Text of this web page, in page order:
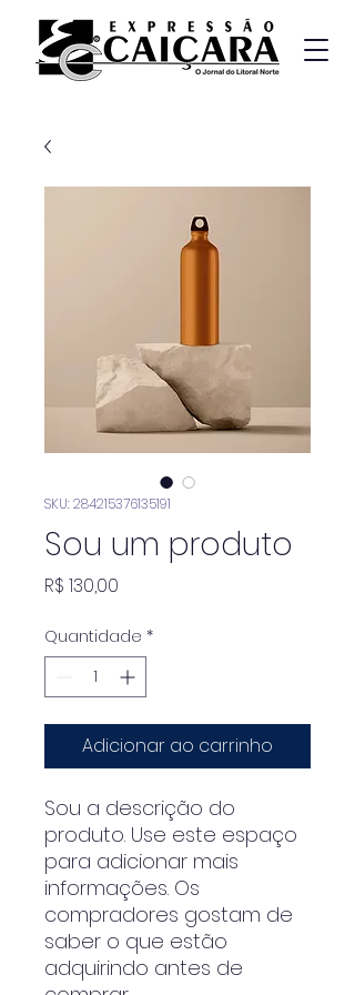
SKU: 284215376135191
Sou um produto
R$ 130,00
Quantidade *
Adicionar ao carrinho
Sou a descrição do
produto. Use este espaço
para adicionar mais
informações. Os
compradores gostam de
saber o que estão
adquirindo antes de